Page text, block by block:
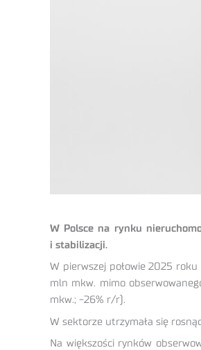
W Polsce na rynku
i stabilizacji.
W pierwszej połowie 2025
mln mkw. mimo
mkw.; -26% r/r).
W sektorze utrzymała się
Na większości rynków